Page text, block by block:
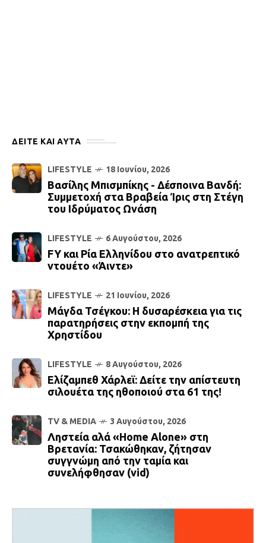
ΔΕΙΤΕ ΚΑΙ ΑΥΤΆ
LIFESTYLE 18 Ιουνίου, 2026
Βασίλης Μπισμπίκης - Δέσποινα Βανδή:
Συμμετοχή στα Βραβεία Ίρις στη Στέγη
του Ιδρύματος Ωνάση
LIFESTYLE 6 Αυγούστου, 2026
FY και Ρία Ελληνίδου στο ανατρεπτικό
ντουέτο «Άιντε»
LIFESTYLE 21 Ιουνίου, 2026
Μάγδα Τσέγκου: Η δυσαρέσκεια για τις
παρατηρήσεις στην εκπομπή της
Χρηστίδου
LIFESTYLE 8 Αυγούστου, 2026
Ελίζαμπεθ Χάρλεϊ: Δείτε την απίστευτη
σιλουέτα της ηθοποιού στα 61 της!
TV & MEDIA 3 Αυγούστου, 2026
Ληστεία αλά «Home Alone» στη
Βρετανία: Τσακώθηκαν, ζήτησαν
συγγνώμη από την ταμία και
συνελήφθησαν (vid)